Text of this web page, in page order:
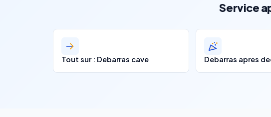
Service
Tout sur : Debarras cave Debarras apres